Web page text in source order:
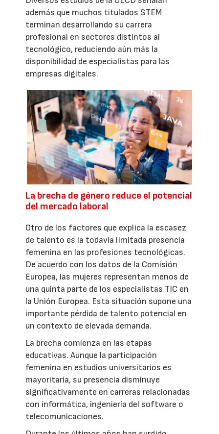
además que muchos titulados STEM
terminan desarrollando su carrera
profesional en sectores distintos al
tecnológico, reduciendo aún más la
disponibilidad de especialistas para las
empresas digitales.
La brecha de género reduce el potencial
del mercado laboral
Otro de los factores que explica la escasez
de talento es la todavía limitada presencia
femenina en las profesiones tecnológicas.
De acuerdo con los datos de la Comisión
Europea, las mujeres representan menos de
una quinta parte de los especialistas TIC en
la Unión Europea. Esta situación supone una
importante pérdida de talento potencial en
un contexto de elevada demanda.
La brecha comienza en las etapas
educativas. Aunque la participación
femenina en estudios universitarios es
mayoritaria, su presencia disminuye
significativamente en carreras relacionadas
con informática, ingeniería del software o
telecomunicaciones.